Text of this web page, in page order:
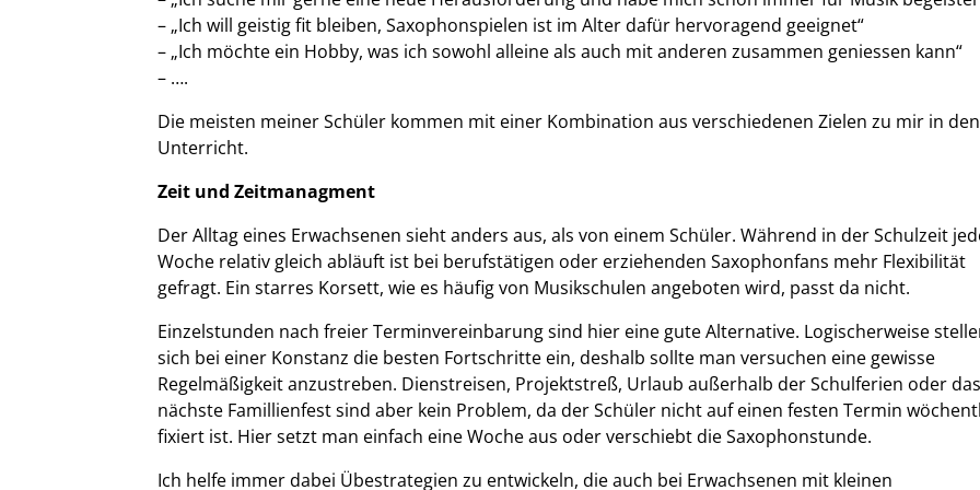
– „Ich will geistig fit bleiben, Saxophonspielen ist im Alter dafür hervoragend geeignet“
– „Ich möchte ein Hobby, was ich sowohl alleine als auch mit anderen zusammen geniessen kann“
– ….
Die meisten meiner Schüler kommen mit einer Kombination aus verschiedenen Zielen zu mir in den
Unterricht.
Zeit und Zeitmanagment
Der Alltag eines Erwachsenen sieht anders aus, als von einem Schüler. Während in der Schulzeit
Woche relativ gleich abläuft ist bei berufstätigen oder erziehenden Saxophonfans mehr Flexibilität
gefragt. Ein starres Korsett, wie es häufig von Musikschulen angeboten wird, passt da nicht.
Einzelstunden nach freier Terminvereinbarung sind hier eine gute Alternative. Logischerweise
sich bei einer Konstanz die besten Fortschritte ein, deshalb sollte man versuchen eine gewisse
Regelmäßigkeit anzustreben. Dienstreisen, Projektstreß, Urlaub außerhalb der Schulferien oder das
nächste Famillienfest sind aber kein Problem, da der Schüler nicht auf einen festen Termin
fixiert ist. Hier setzt man einfach eine Woche aus oder verschiebt die Saxophonstunde.
Ich helfe immer dabei Übestrategien zu entwickeln, die auch bei Erwachsenen mit kleinen